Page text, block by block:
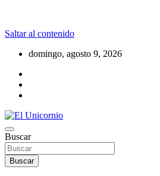
Saltar al contenido
domingo, agosto 9, 2026
El Unicornio
La realidad supera la fantasía
Buscar
Buscar